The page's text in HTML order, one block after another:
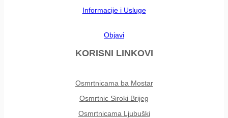
Informacije i Usluge
Objavi
KORISNI LINKOVI
Osmrtnicama ba Mostar
Osmrtnic Siroki Brijeg
Osmrtnicama Ljubuški